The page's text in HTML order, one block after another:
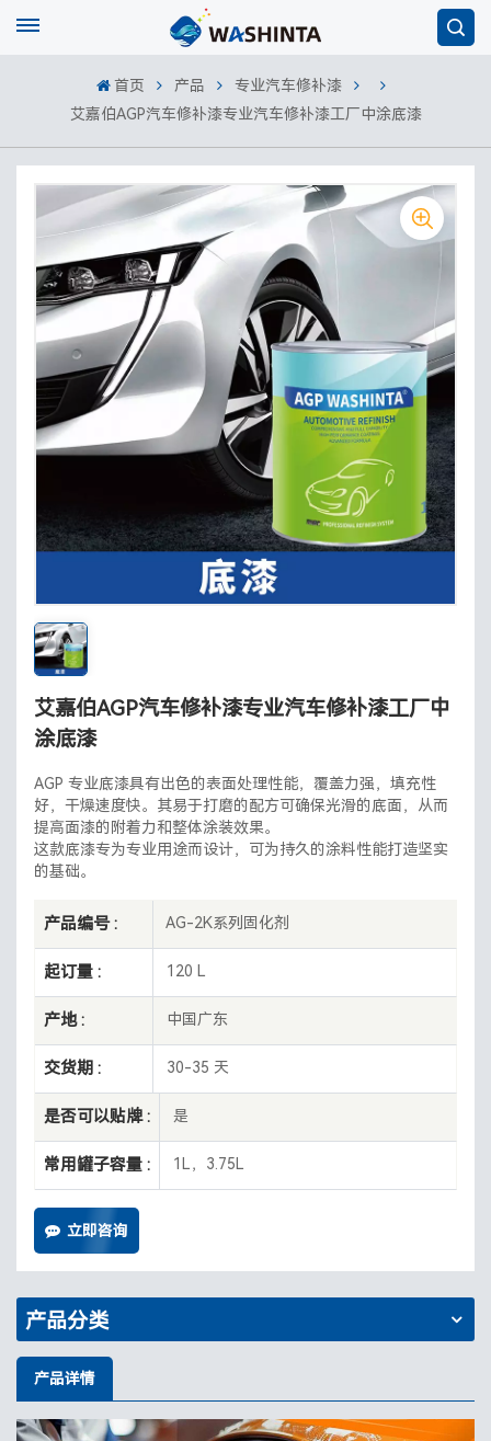
首页 产品
专业汽车修补漆
艾嘉伯AGP汽车修补漆专业汽车修补漆工厂中涂底漆
艾嘉伯AGP汽车修补漆专业汽车修补漆工厂中
涂底漆
AGP 专业底漆具有出色的表面处理性能，覆盖力强，填充性
好，干燥速度快。其易于打磨的配方可确保光滑的底面，从而
提高面漆的附着力和整体涂装效果。
这款底漆专为专业用途而设计，可为持久的涂料性能打造坚实
的基础。
产品编号 : AG-2K系列固化剂
起订量 : 120 L
产地 : 中国广东
交货期 : 30-35 天
是否可以贴牌 : 是
常用罐子容量 : 1L，3.75L
立即咨询
产品分类
产品详情